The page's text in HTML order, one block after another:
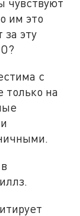
им это
за эту
с
только на